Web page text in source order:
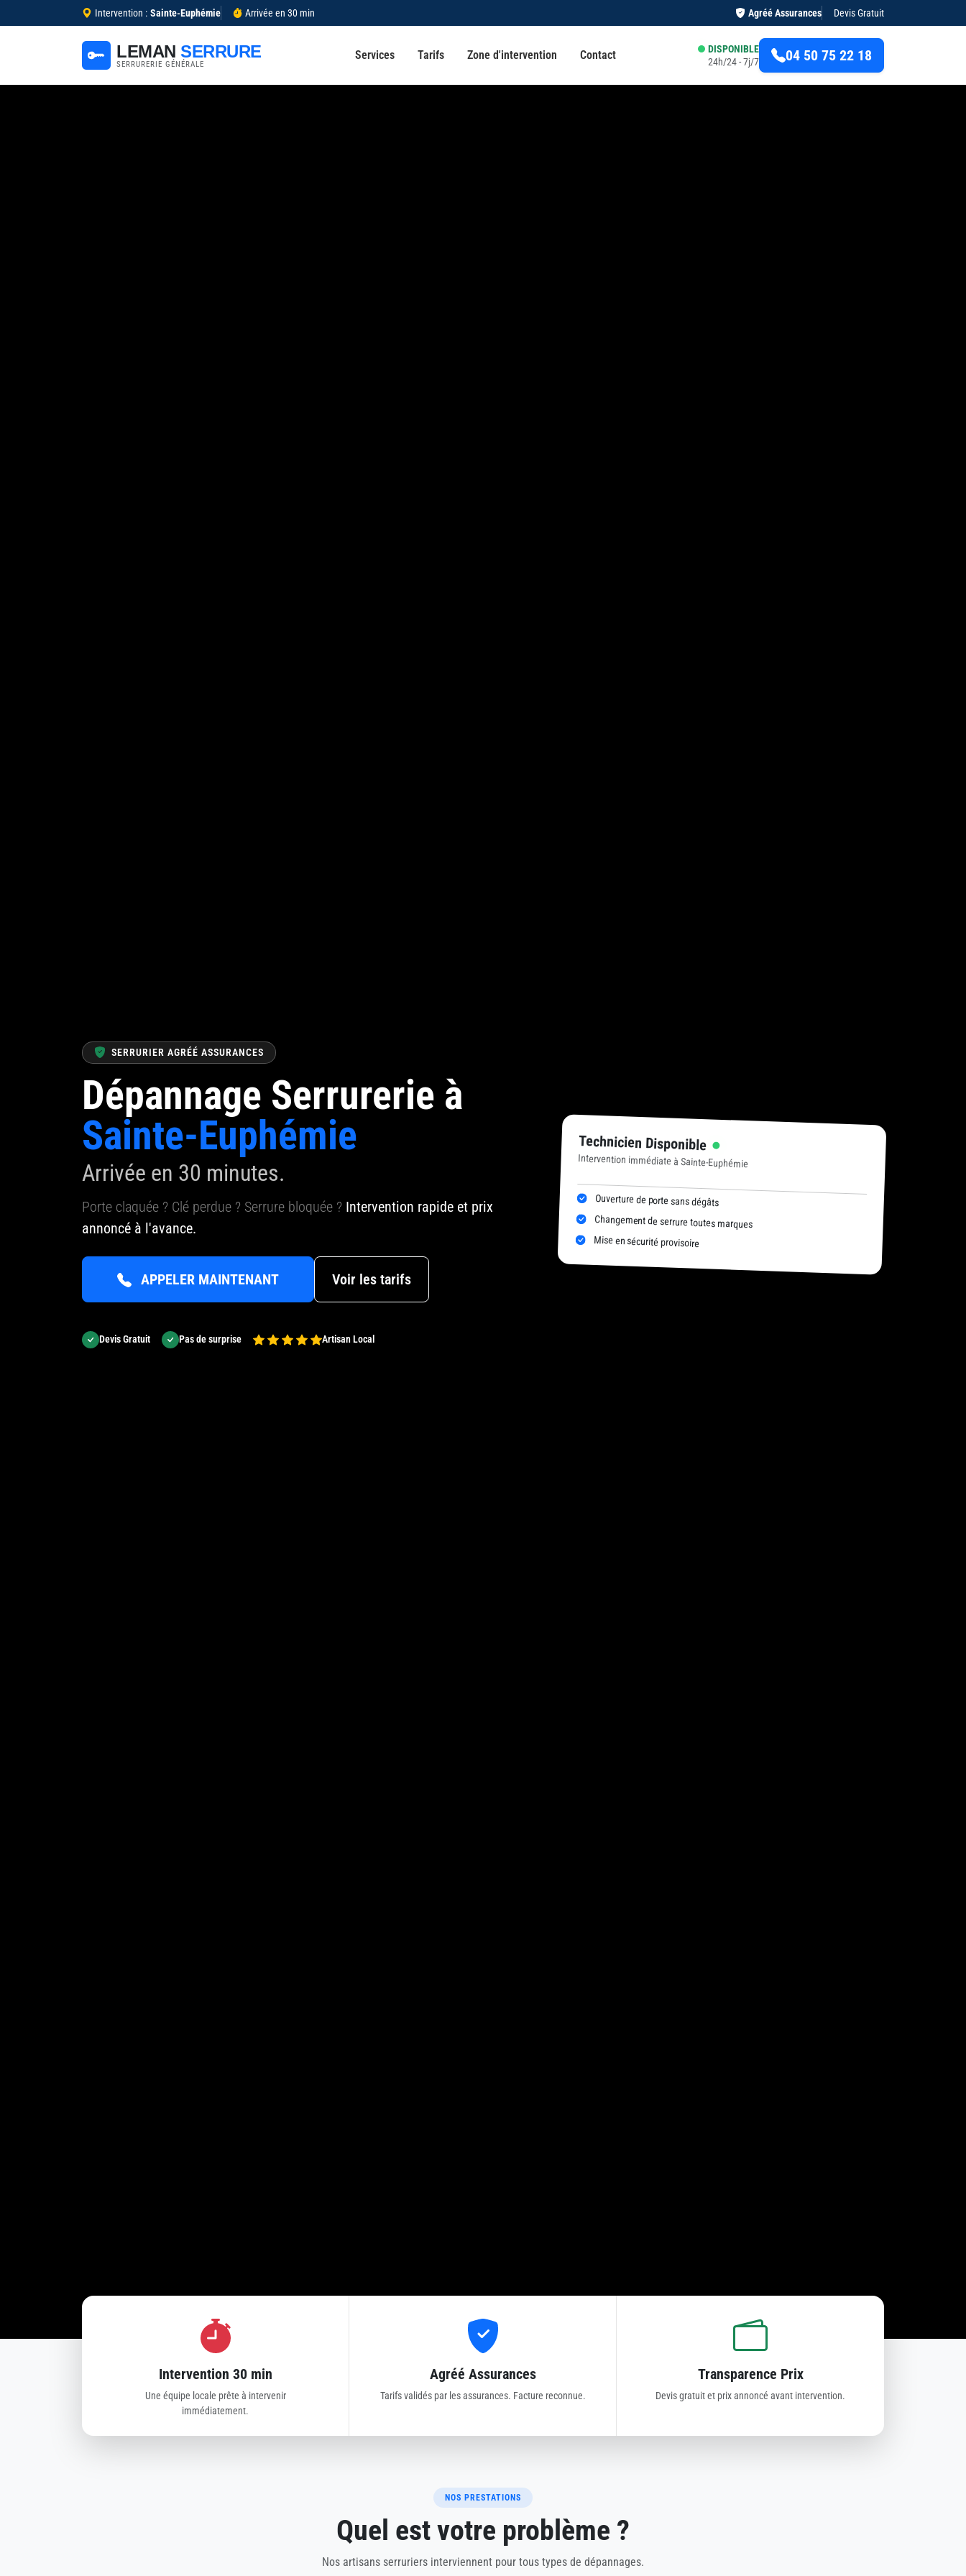
Intervention : Sainte-Euphémie Arrivée en 30 min Agréé Assurances Devis Gratuit
LEMAN SERRURE
SERRURERIE GÉNÉRALE
Services Tarifs Zone d'intervention Contact
DISPONIBLE
24h/24 - 7j/7
04 50 75 22 18
SERRURIER AGRÉÉ ASSURANCES
Dépannage Serrurerie à
Sainte-Euphémie
Arrivée en 30 minutes.
Porte claquée ? Clé perdue ? Serrure bloquée ? Intervention rapide et prix
annoncé à l'avance.
APPELER MAINTENANT Voir les tarifs
Devis Gratuit Pas de surprise Artisan Local
Technicien Disponible
Intervention immédiate à Sainte-Euphémie
Ouverture de porte sans dégâts
Changement de serrure toutes marques
Mise en sécurité provisoire
Intervention 30 min
Une équipe locale prête à intervenir
immédiatement.
Agréé Assurances
Tarifs validés par les assurances. Facture reconnue.
Transparence Prix
Devis gratuit et prix annoncé avant intervention.
NOS PRESTATIONS
Quel est votre problème ?
Nos artisans serruriers interviennent pour tous types de dépannages.